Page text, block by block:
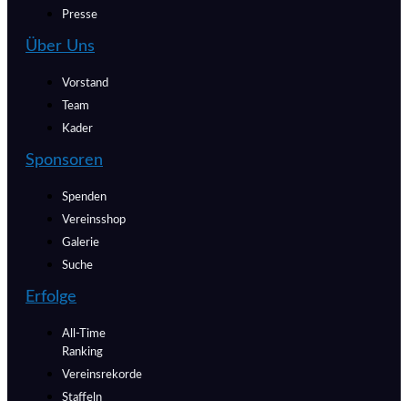
Presse
Über Uns
Vorstand
Team
Kader
Sponsoren
Spenden
Vereinsshop
Galerie
Suche
Erfolge
All-Time
Ranking
Vereinsrekorde
Staffeln